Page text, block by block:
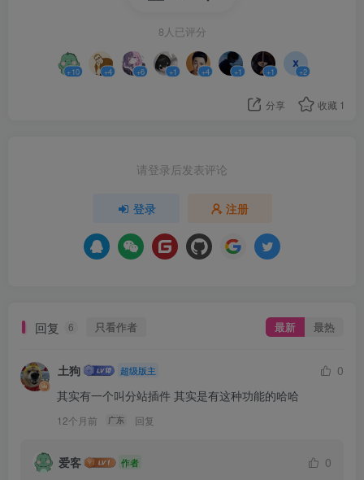
8人已评分
+10 +4 +6 +1 +4 +1 +1 +2
分享 收藏 1
请登录后发表评论
登录 注册
回复 6 只看作者 最新 最热
土狗 超级版主
0
其实有一个叫分站插件 其实是有这种功能的哈哈
12个月前 广东 回复
爱客 作者
0